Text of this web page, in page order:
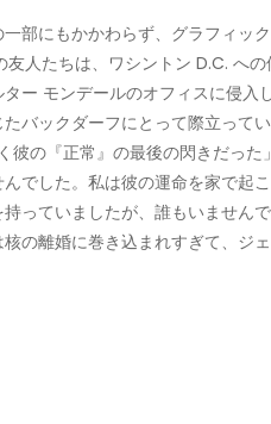
部にもかかわらず、グラフィッ
人たちは、ワシントン D.C. へ
ー モンデールのオフィスに侵
バックダーフにとって際立ってい
彼の『正常』の最後の閃きだっ
でした。私は彼の運命を家で起
っていましたが、誰もいません
の離婚に巻き込まれすぎて、ジ